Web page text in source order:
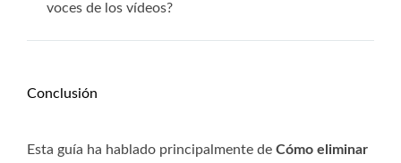
voces de los vídeos?
Conclusión
Esta guía ha hablado principalmente de Cómo eliminar